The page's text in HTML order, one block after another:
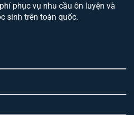
phục vụ nhu cầu ôn luyện và
sinh trên toàn quốc.